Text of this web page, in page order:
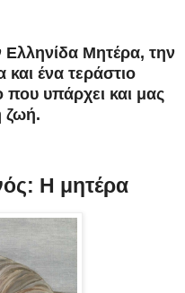
Μητέρα, την
ένα τεράστιο
υπάρχει και μας
ζωή.
Η μητέρα